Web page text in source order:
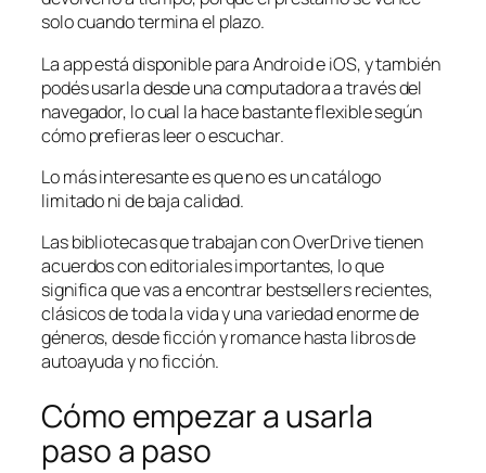
solo cuando termina el plazo.
La app está disponible para Android e iOS, y también
podés usarla desde una computadora a través del
navegador, lo cual la hace bastante flexible según
cómo prefieras leer o escuchar.
Lo más interesante es que no es un catálogo
limitado ni de baja calidad.
Las bibliotecas que trabajan con OverDrive tienen
acuerdos con editoriales importantes, lo que
significa que vas a encontrar bestsellers recientes,
clásicos de toda la vida y una variedad enorme de
géneros, desde ficción y romance hasta libros de
autoayuda y no ficción.
Cómo empezar a usarla
paso a paso